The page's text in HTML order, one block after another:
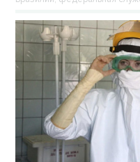
оперативном контроле.